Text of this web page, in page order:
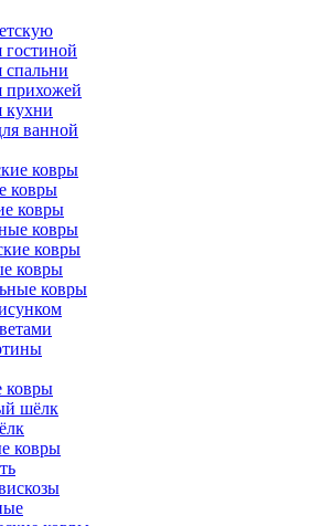
прихожей
кухни
ванной
ковры
ковры
ковры
ковры
ковры
ковры
ковры
ковры
шёлк
ковры